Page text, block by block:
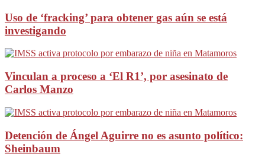
Uso de ‘fracking’ para obtener gas aún se está
investigando
Vinculan a proceso a ‘El R1’, por asesinato de
Carlos Manzo
Detención de Ángel Aguirre no es asunto político:
Sheinbaum